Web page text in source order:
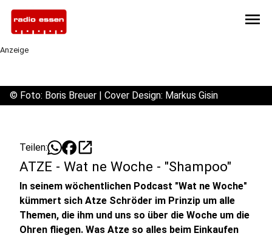
menu
Anzeige
© Foto: Boris Breuer | Cover Design: Markus Gisin
Teilen: open_in_new
ATZE - Wat ne Woche - "Shampoo"
In seinem wöchentlichen Podcast "Wat ne Woche"
kümmert sich Atze Schröder im Prinzip um alle
Themen, die ihm und uns so über die Woche um die
Ohren fliegen. Was Atze so alles beim Einkaufen